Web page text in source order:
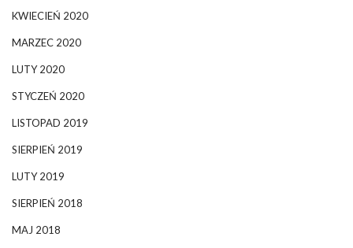
KWIECIEŃ 2020
MARZEC 2020
LUTY 2020
STYCZEŃ 2020
LISTOPAD 2019
SIERPIEŃ 2019
LUTY 2019
SIERPIEŃ 2018
MAJ 2018